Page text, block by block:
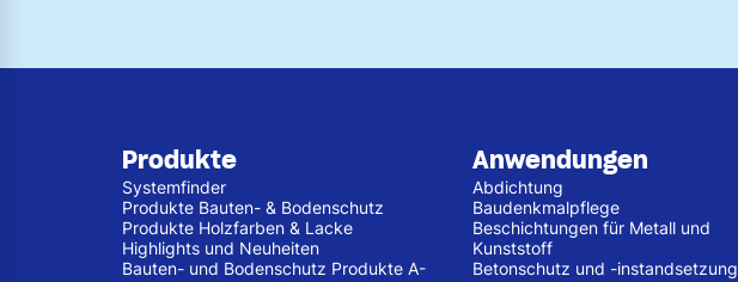
Produkte
Systemfinder
Produkte Bauten- & Bodenschutz
Produkte Holzfarben & Lacke
Highlights und Neuheiten
Bauten- und Bodenschutz Produkte A-
Anwendungen
Abdichtung
Baudenkmalpflege
Beschichtungen für Metall und
Kunststoff
Betonschutz und -instandsetzung